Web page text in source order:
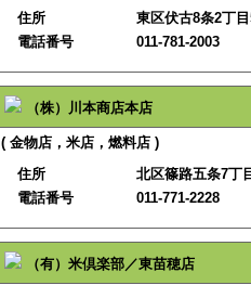
住所
東区伏古8条2丁
電話番号
011-781-2003
（株）川本商店本店
( 金物店，米店，燃料店 )
住所
北区篠路五条7丁
電話番号
011-771-2228
（有）米倶楽部／東苗穂店